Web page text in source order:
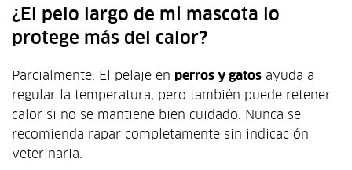
¿El pelo largo de mi mascota lo
protege más del calor?
Parcialmente. El pelaje en perros y gatos ayuda a
regular la temperatura, pero también puede retener
calor si no se mantiene bien cuidado. Nunca se
recomienda rapar completamente sin indicación
veterinaria.